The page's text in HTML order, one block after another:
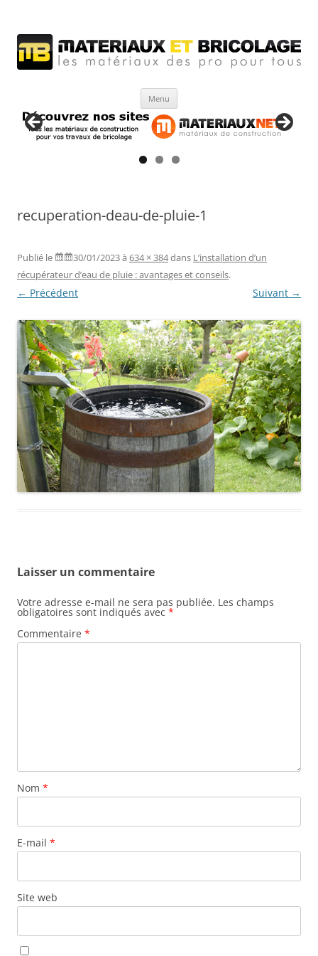
Menu
recuperation-deau-de-pluie-1
Publié le 30/01/2023à 634 × 384dans L’installation d’un
récupérateur d’eau de pluie : avantages et conseils.
← Précédent Suivant →
Laisser un commentaire
Votre adresse e-mail ne sera pas publiée. Les champs
obligatoires sont indiqués avec *
Commentaire *
Nom *
E-mail *
Site web